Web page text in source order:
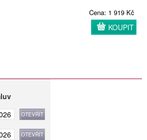
Cena: 1 919 Kč
KOUPIT